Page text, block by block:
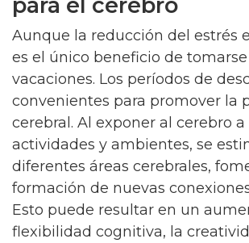
Aunque la reducción del estrés
es el único beneficio de
vacaciones. Los períodos de
convenientes para promover la
cerebral. Al exponer al cerebro a
actividades y ambientes, se
diferentes áreas cerebrales,
formación de nuevas
Esto puede resultar en un
flexibilidad cognitiva, la